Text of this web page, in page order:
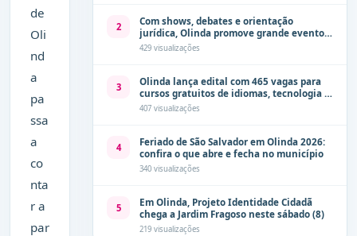
de
Oli
nd
a
pa
ssa
a
co
nta
r a
par
2
Com shows, debates e orientação
jurídica, Olinda promove grande evento
de combate à violência contra a mulher
neste sábado (8)
429 visualizações
3
Olinda lança edital com 465 vagas para
cursos gratuitos de idiomas, tecnologia e
comunicação
407 visualizações
4
Feriado de São Salvador em Olinda 2026:
confira o que abre e fecha no município
340 visualizações
5
Em Olinda, Projeto Identidade Cidadã
chega a Jardim Fragoso neste sábado (8)
219 visualizações